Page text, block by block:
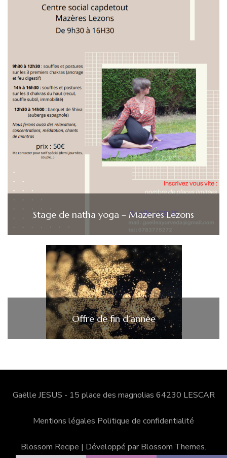
Stage de natha yoga – Mazeres Lezons
Offre de fin d’année
Gaëlle JESUS - 15 place des magnolias 64230 LESCAR
Mentions légales Politique de confidentialité
Blossom Recipe | Développé par Blossom Themes.